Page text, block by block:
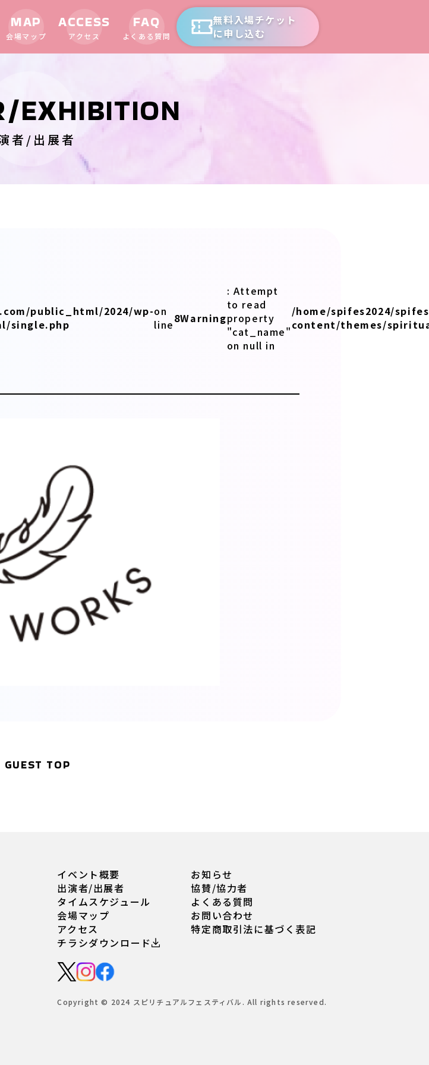
MAP
会場マップ
ACCESS
アクセス
FAQ
よくある質問
無料入場チケット
に申し込む
EXHIBITION
者/出展者
public_html/2024/wp-
single.php
on
line8Warning
: Attempt
to read
property
"cat_name"
on null in
/home/spifes2024/
content/themes/
GUEST TOP
イベント概要
出演者/出展者
タイムスケジュール
会場マップ
アクセス
チラシダウンロード
お知らせ
協賛/協力者
よくある質問
お問い合わせ
特定商取引法に基づく表記
Copyright © 2024 スピリチュアルフェスティバル. All rights reserved.